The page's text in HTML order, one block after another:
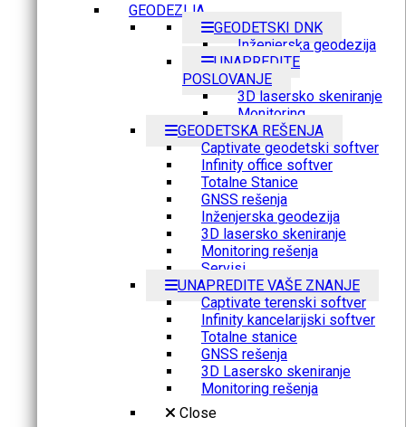
GEODEZIJA
GEODETSKI DNK
Inženjerska geodezija
UNAPREDITE
POSLOVANJE
3D lasersko skeniranje
Monitoring
GEODETSKA REŠENJA
Captivate geodetski softver
Infinity office softver
Totalne Stanice
GNSS rešenja
Inženjerska geodezija
3D lasersko skeniranje
Monitoring rešenja
Servisi
UNAPREDITE VAŠE ZNANJE
Captivate terenski softver
Infinity kancelarijski softver
Totalne stanice
GNSS rešenja
3D Lasersko skeniranje
Monitoring rešenja
Close